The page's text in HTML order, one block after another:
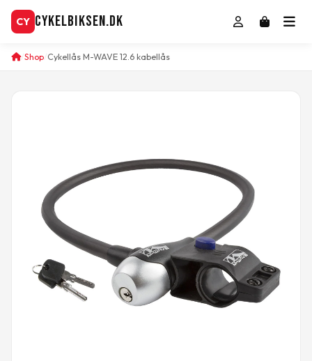
CY CykelBiksen.dk
Shop Cykellås M-WAVE 12.6 kabellås